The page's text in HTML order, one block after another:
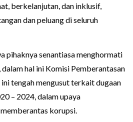
berkelanjutan, dan inklusif,
dan peluang di seluruh
pihaknya senantiasa menghormati
hal ini Komisi Pemberantasan
tengah mengusut terkait dugaan
– 2024, dalam upaya
korupsi.